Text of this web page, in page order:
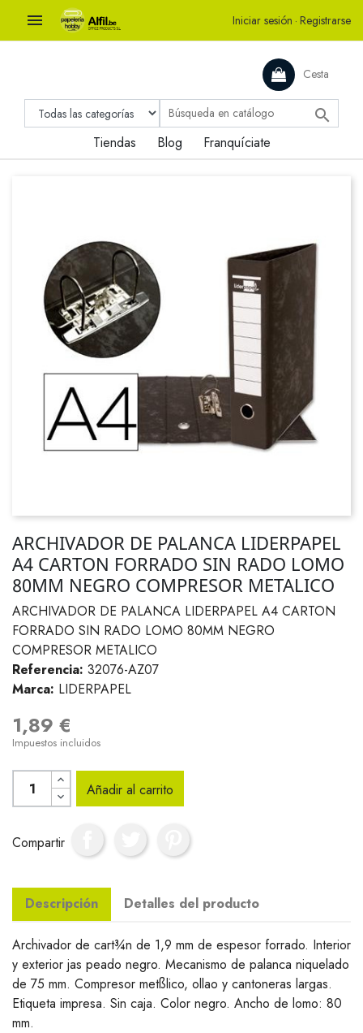
 Iniciar sesión · Registrarse
Cesta

Tiendas Blog Franquíciate
ARCHIVADOR DE PALANCA LIDERPAPEL
A4 CARTON FORRADO SIN RADO LOMO
80MM NEGRO COMPRESOR METALICO
ARCHIVADOR DE PALANCA LIDERPAPEL A4 CARTON
FORRADO SIN RADO LOMO 80MM NEGRO
COMPRESOR METALICO
Referencia: 32076-AZ07
Marca: LIDERPAPEL
1,89 €
Impuestos incluidos
Añadir al carrito
Compartir
Descripción Detalles del producto
Archivador de cart¾n de 1,9 mm de espesor forrado. Interior
y exterior jas peado negro. Mecanismo de palanca niquelado
de 75 mm. Compresor metßlico, ollao y cantoneras largas.
Etiqueta impresa. Sin caja. Color negro. Ancho de lomo: 80
mm.